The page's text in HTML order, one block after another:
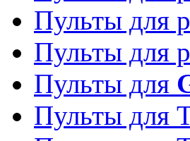
Пульты для
Пульты для
Пульты для
Пульты для